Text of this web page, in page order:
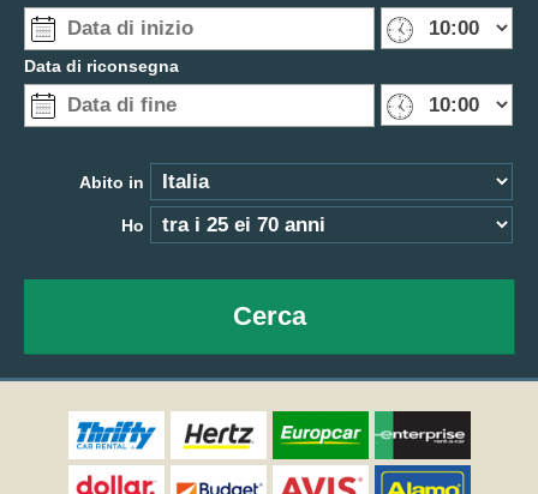
Data di riconsegna
Abito in
Ho
Cerca